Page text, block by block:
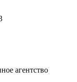
агентство